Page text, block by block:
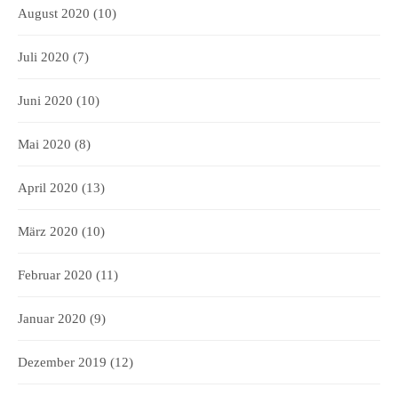
August 2020 (10)
Juli 2020 (7)
Juni 2020 (10)
Mai 2020 (8)
April 2020 (13)
März 2020 (10)
Februar 2020 (11)
Januar 2020 (9)
Dezember 2019 (12)